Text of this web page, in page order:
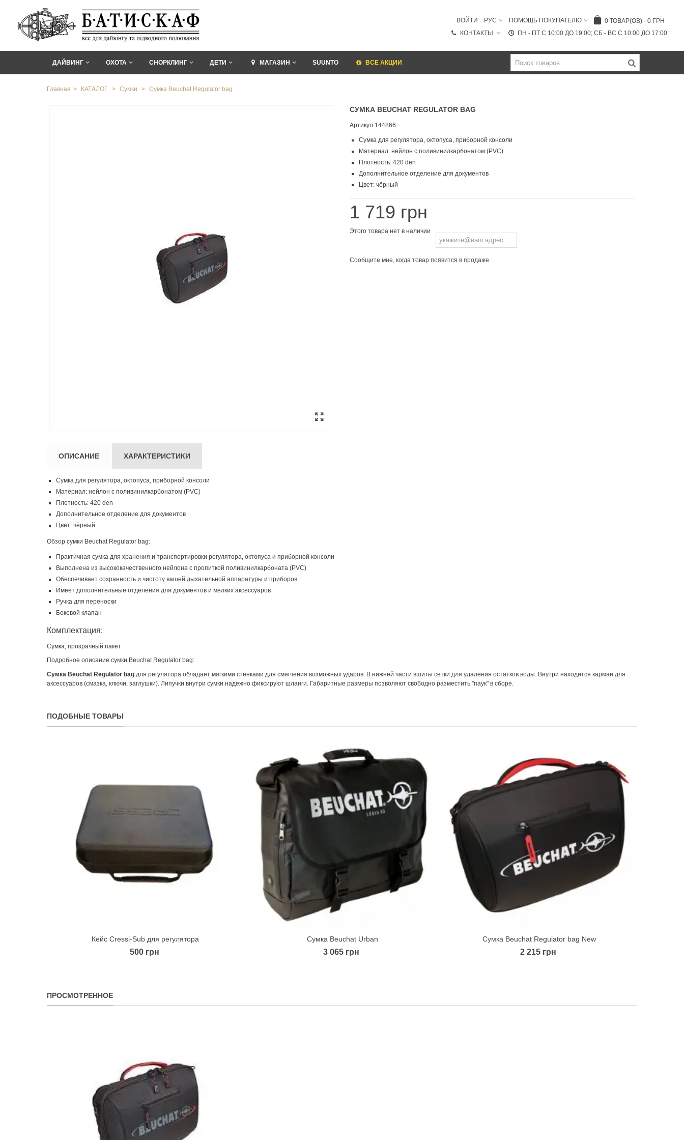
0 ТОВАР(ОВ) - 0 ГРН
ПОМОЩЬ ПОКУПАТЕЛЮ
РУС
ВОЙТИ
ПН - ПТ C 10:00 ДО 19:00; СБ - ВС С 10:00 ДО 17:00
КОНТАКТЫ
ДАЙВИНГ ОХОТА СНОРКЛИНГ ДЕТИ МАГАЗИН SUUNTO ВСЕ АКЦИИ
Главная > КАТАЛОГ > Сумки > Сумка Beuchat Regulator bag
СУМКА BEUCHAT REGULATOR BAG
Артикул 144866
Сумка для регулятора, октопуса, приборной консоли
Материал: нейлон с поливинилкарбонатом (PVC)
Плотность: 420 den
Дополнительное отделение для документов
Цвет: чёрный
1 719 грн
Этого товара нет в наличии
Сообщите мне, когда товар появится в продаже
ОПИСАНИЕ ХАРАКТЕРИСТИКИ
Сумка для регулятора, октопуса, приборной консоли
Материал: нейлон с поливинилкарбонатом (PVC)
Плотность: 420 den
Дополнительное отделение для документов
Цвет: чёрный
Обзор сумки Beuchat Regulator bag:
Практичная сумка для хранения и транспортировки регулятора, октопуса и приборной консоли
Выполнена из высококачественного нейлона с пропиткой поливинилкарбоната (PVC)
Обеспечивает сохранность и чистоту вашей дыхательной аппаратуры и приборов
Имеет дополнительные отделения для документов и мелких аксессуаров
Ручка для переноски
Боковой клапан
Комплектация:
Сумка, прозрачный пакет
Подробное описание сумки Beuchat Regulator bag:
Сумка Beuchat Regulator bag для регулятора обладает мягкими стенками для смягчения возможных ударов. В нижней части вшиты сетки для удаления остатков воды. Внутри находится карман для
аксессуаров (смазка, ключи, заглушки). Липучки внутри сумки надёжно фиксируют шланги. Габаритные размеры позволяют свободно разместить "паук" в сборе.
ПОДОБНЫЕ ТОВАРЫ
Quick view
Кейс Сressi-Sub для регулятора
500 грн
Quick view
Сумка Beuchat Urban
3 065 грн
Quick view
Сумка Beuchat Regulator bag New
2 215 грн
ПРОСМОТРЕННОЕ